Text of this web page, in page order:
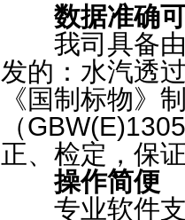
数据准确
我司具备由
发的：水汽透
《国制标物》
（
正、检定，保
操作简便
专业软件支